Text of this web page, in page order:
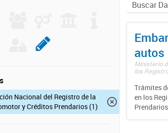
Nacional del Registro de la
y Créditos Prendarios (1)
autos
Ministerio
los
Trámites
en los
Prendarios.